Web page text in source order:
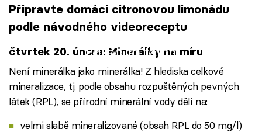
Připravte domácí citronovou limonádu
podle návodného videoreceptu
Failed to fetch
čtvrtek 20. února: Minerálky na míru
Není minerálka jako minerálka! Z hlediska celkové
mineralizace, tj. podle obsahu rozpuštěných pevných
látek (RPL), se přírodní minerální vody dělí na:
velmi slabě mineralizované (obsah RPL do 50 mg/l)